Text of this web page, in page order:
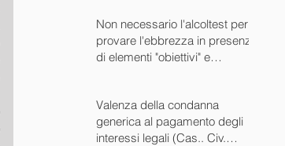
Non necessario l'alcoltest per
provare l'ebbrezza in presenza
di elementi "obiettivi" e
Valenza della condanna
generica al pagamento degli
interessi legali (Cas.. Civ.